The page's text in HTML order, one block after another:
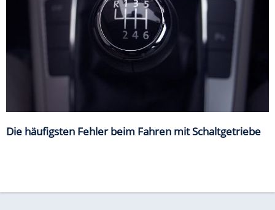
Die häufigsten Fehler beim Fahren mit Schaltgetriebe